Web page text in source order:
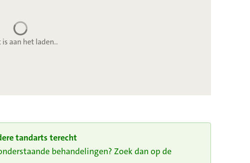
is aan het laden..
tandarts terecht
behandelingen? Zoek dan op de